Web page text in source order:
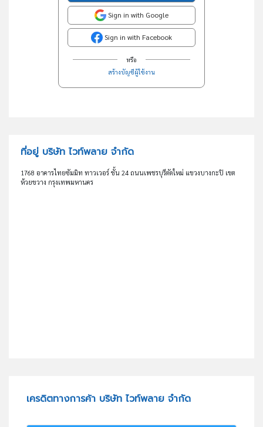
Sign in with Google
Sign in with Facebook
หรือ
สร้างบัญชีผู้ใช้งาน
ที่อยู่ บริษัท ไวท์พลาย จำกัด
1768 อาคารไทยซัมมิท ทาวเวอร์ ชั้น 24 ถนนเพชรบุรีตัดใหม่ แขวงบางกะปิ เขต
ห้วยขวาง กรุงเทพมหานคร
เครดิตทางการค้า บริษัท ไวท์พลาย จำกัด